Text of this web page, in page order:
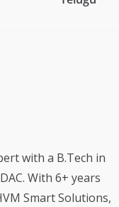
with a B.Tech in
With 6+ years
Smart Solutions,